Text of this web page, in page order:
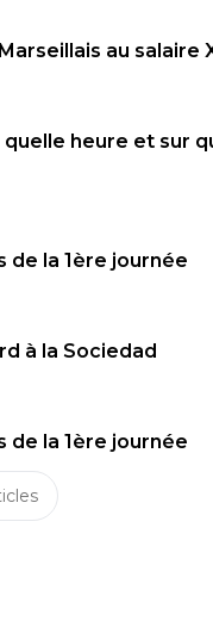
la risée, quand on fait
ça
à 19:58 + 787
au salaire
quelle heure et sur
de la 1ère journée
à la Sociedad
de la 1ère journée